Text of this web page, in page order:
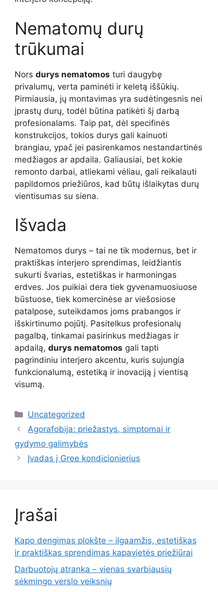
Nematomų durų
trūkumai
Nors durys nematomos turi daugybę
privalumų, verta paminėti ir keletą iššūkių.
Pirmiausia, jų montavimas yra sudėtingesnis nei
įprastų durų, todėl būtina patikėti šį darbą
profesionalams. Taip pat, dėl specifinės
konstrukcijos, tokios durys gali kainuoti
brangiau, ypač jei pasirenkamos nestandartinės
medžiagos ar apdaila. Galiausiai, bet kokie
remonto darbai, atliekami vėliau, gali reikalauti
papildomos priežiūros, kad būtų išlaikytas durų
vientisumas su siena.
Išvada
Nematomos durys – tai ne tik modernus, bet ir
praktiškas interjero sprendimas, leidžiantis
sukurti švarias, estetiškas ir harmoningas
erdves. Jos puikiai dera tiek gyvenamuosiuose
būstuose, tiek komercinėse ar viešosiose
patalpose, suteikdamos joms prabangos ir
išskirtinumo pojūtį. Pasitelkus profesionalų
pagalbą, tinkamai pasirinkus medžiagas ir
apdailą, durys nematomos gali tapti
pagrindiniu interjero akcentu, kuris sujungia
funkcionalumą, estetiką ir inovaciją į vientisą
visumą.
Kategorijos
Uncategorized
Agorafobija: priežastys, simptomai ir
gydymo galimybės
Įvadas į Gree kondicionierius
Įrašai
Kapo dengimas plokšte – ilgaamžis, estetiškas
ir praktiškas sprendimas kapavietės priežiūrai
Darbuotojų atranka – vienas svarbiausių
sėkmingo verslo veiksnių